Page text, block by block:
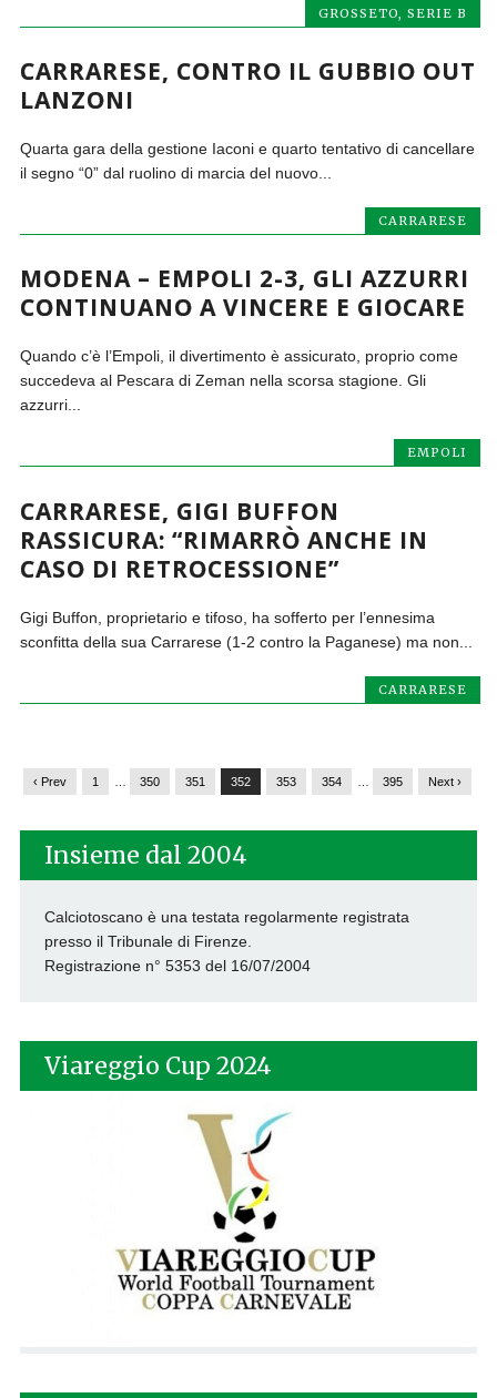
GROSSETO SERIE B
CARRARESE, CONTRO IL GUBBIO OUT
LANZONI
Quarta gara della gestione Iaconi e quarto tentativo di cancellare
il segno “0” dal ruolino di marcia del nuovo...
CARRARESE
MODENA – EMPOLI 2-3, GLI AZZURRI
CONTINUANO A VINCERE E GIOCARE
Quando c’è l’Empoli, il divertimento è assicurato, proprio come
succedeva al Pescara di Zeman nella scorsa stagione. Gli
azzurri...
EMPOLI
CARRARESE, GIGI BUFFON
RASSICURA: “RIMARRÒ ANCHE IN
CASO DI RETROCESSIONE”
Gigi Buffon, proprietario e tifoso, ha sofferto per l’ennesima
sconfitta della sua Carrarese (1-2 contro la Paganese) ma non...
CARRARESE
‹ Prev 1 350 351 352 353 354 395 Next ›
Insieme dal 2004
Calciotoscano è una testata regolarmente registrata
presso il Tribunale di Firenze.
Registrazione n° 5353 del 16/07/2004
Viareggio Cup 2024